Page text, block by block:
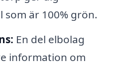
är 100% grön.
En del elbolag
information om